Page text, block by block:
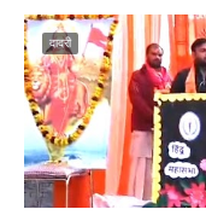
दादरी